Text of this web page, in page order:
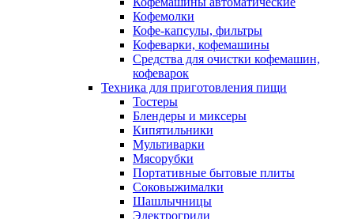
Кофемолки
Кофе-капсулы, фильтры
Кофеварки, кофемашины
Средства для очистки кофемашин,
кофеварок
Техника для приготовления пищи
Тостеры
Блендеры и миксеры
Кипятильники
Мультиварки
Мясорубки
Портативные бытовые плиты
Соковыжималки
Шашлычницы
Электрогрили